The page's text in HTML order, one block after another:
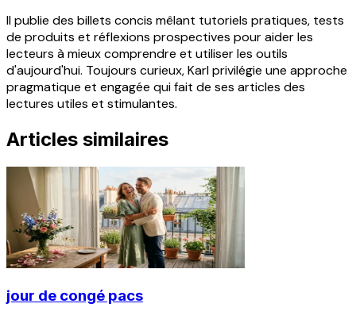
Il publie des billets concis mêlant tutoriels pratiques, tests
de produits et réflexions prospectives pour aider les
lecteurs à mieux comprendre et utiliser les outils
d'aujourd'hui. Toujours curieux, Karl privilégie une approche
pragmatique et engagée qui fait de ses articles des
lectures utiles et stimulantes.
Articles similaires
jour de congé pacs